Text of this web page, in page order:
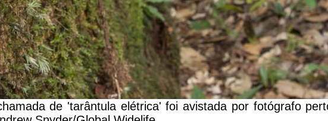
de 'tarântula elétrica' foi avistada por fotógrafo